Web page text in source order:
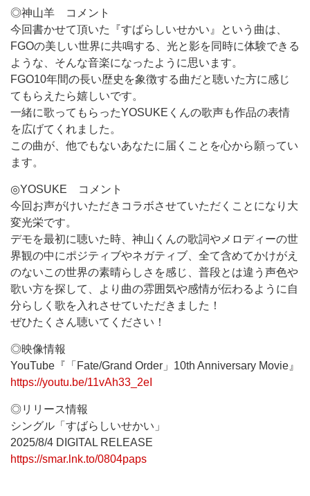
◎神山羊 コメント
今回書かせて頂いた『すばらしいせかい』という曲は、
FGOの美しい世界に共鳴する、光と影を同時に体験できる
ような、そんな音楽になったように思います。
FGO10年間の長い歴史を象徴する曲だと聴いた方に感じ
てもらえたら嬉しいです。
一緒に歌ってもらったYOSUKEくんの歌声も作品の表情
を広げてくれました。
この曲が、他でもないあなたに届くことを心から願ってい
ます。
◎YOSUKE コメント
今回お声がけいただきコラボさせていただくことになり大
変光栄です。
デモを最初に聴いた時、神山くんの歌詞やメロディーの世
界観の中にポジティブやネガティブ、全て含めてかけがえ
のないこの世界の素晴らしさを感じ、普段とは違う声色や
歌い方を探して、より曲の雰囲気や感情が伝わるように自
分らしく歌を入れさせていただきました！
ぜひたくさん聴いてください！
◎映像情報
YouTube『「Fate/Grand Order」10th Anniversary Movie』
https://youtu.be/11vAh33_2eI
◎リリース情報
シングル「すばらしいせかい」
2025/8/4 DIGITAL RELEASE
https://smar.lnk.to/0804paps